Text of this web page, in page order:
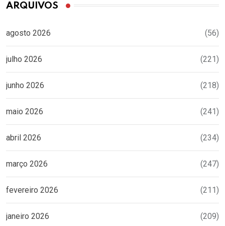
ARQUIVOS
agosto 2026 (56)
julho 2026 (221)
junho 2026 (218)
maio 2026 (241)
abril 2026 (234)
março 2026 (247)
fevereiro 2026 (211)
janeiro 2026 (209)